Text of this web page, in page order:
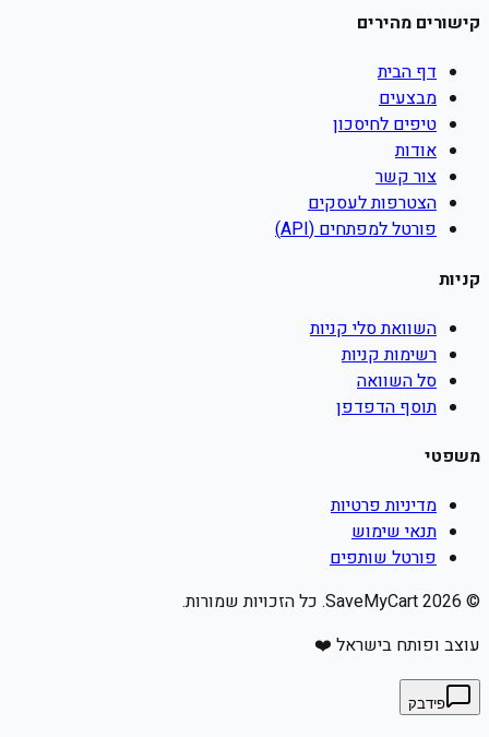
קישורים מהירים
דף הבית
מבצעים
טיפים לחיסכון
אודות
צור קשר
הצטרפות לעסקים
פורטל למפתחים (API)
קניות
השוואת סלי קניות
רשימות קניות
סל השוואה
תוסף הדפדפן
משפטי
מדיניות פרטיות
תנאי שימוש
פורטל שותפים
©
2026
עוצב ופותח בישראל ❤️
פידבק